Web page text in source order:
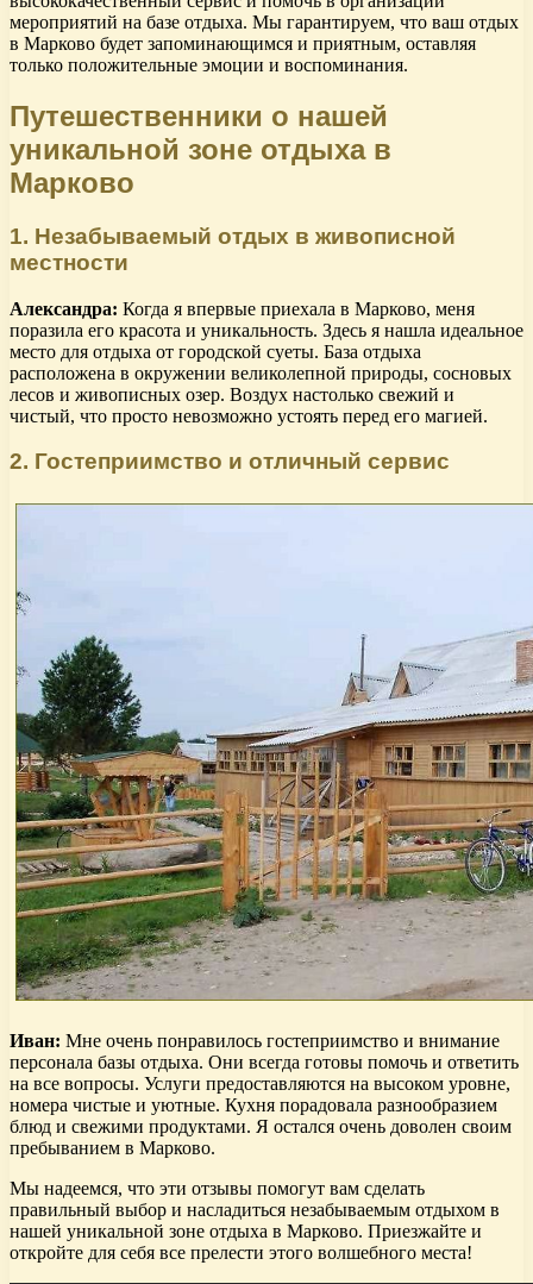
мероприятий на базе отдыха. Мы гарантируем, что ваш отдых
в Марково будет запоминающимся и приятным, оставляя
только положительные эмоции и воспоминания.
Путешественники о нашей
уникальной зоне отдыха в
Марково
1. Незабываемый отдых в живописной
местности
Александра: Когда я впервые приехала в Марково, меня
поразила его красота и уникальность. Здесь я нашла идеальное
место для отдыха от городской суеты. База отдыха
расположена в окружении великолепной природы, сосновых
лесов и живописных озер. Воздух настолько свежий и
чистый, что просто невозможно устоять перед его магией.
2. Гостеприимство и отличный сервис
Иван: Мне очень понравилось гостеприимство и внимание
персонала базы отдыха. Они всегда готовы помочь и ответить
на все вопросы. Услуги предоставляются на высоком уровне,
номера чистые и уютные. Кухня порадовала разнообразием
блюд и свежими продуктами. Я остался очень доволен своим
пребыванием в Марково.
Мы надеемся, что эти отзывы помогут вам сделать
правильный выбор и насладиться незабываемым отдыхом в
нашей уникальной зоне отдыха в Марково. Приезжайте и
откройте для себя все прелести этого волшебного места!